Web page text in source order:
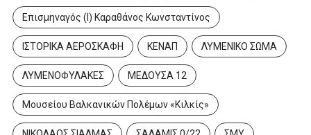
Επισμηναγός (Ι) Καραθάνος Κωνσταντίνος
ΙΣΤΟΡΙΚΑ ΑΕΡΟΣΚΑΦΗ ΚΕΝΑΠ ΛΥΜΕΝΙΚΟ ΣΩΜΑ
ΛΥΜΕΝΟΦΥΛΑΚΕΣ ΜΕΔΟΥΣΑ 12
Μουσείου Βαλκανικών Πολέμων «Κιλκίς»